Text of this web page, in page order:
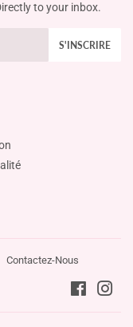
to your inbox.
S'INSCRIRE
Contactez-Nous